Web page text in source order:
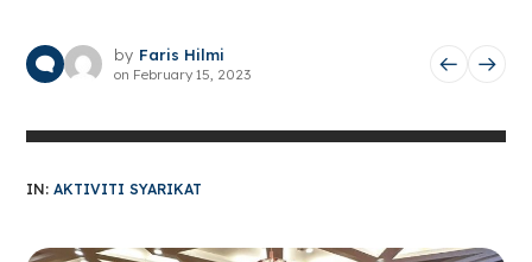
by Faris Hilmi
on February 15, 2023
IN: AKTIVITI SYARIKAT